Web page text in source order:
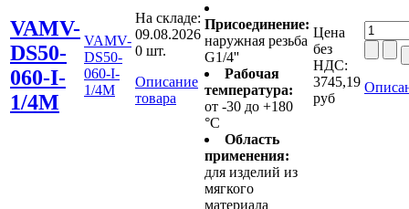
VAMV-
DS50-
060-I-
1/4M
VAMV-
DS50-
060-I-
1/4M
На складе:
09.08.2026
0 шт.
Описание
товара
Присоединение:
наружная резьба
G1/4''
Рабочая
температура:
от -30 до +180
°C
Область
применения:
для изделий из
мягкого
материала
Цена
без
НДС:
3745,19
руб